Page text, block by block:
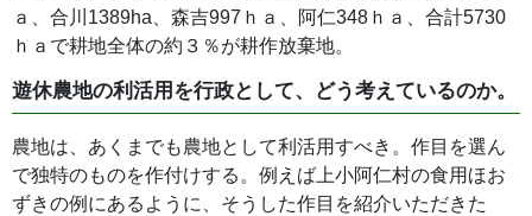
ａ、合川1389ha、森吉997ｈａ、阿仁348ｈａ、合計5730
ｈａで耕地全体の約３％が耕作放棄地。
遊休農地の利活用を行政として、どう考えているのか。
農地は、あくまでも農地として利活用すべき。作目を選ん
で独特のものを作付けする。例えば上小阿仁村の食用ほお
ずきの例にあるように、そうした作目を紹介いただきた